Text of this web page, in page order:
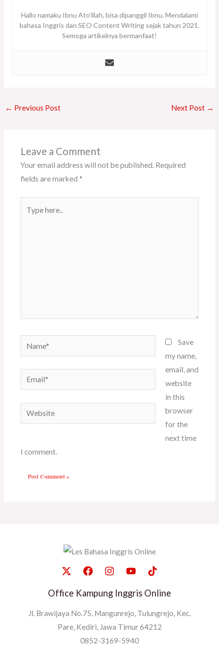
Hallo namaku Ibnu Ato’illah, bisa dipanggil Ibnu. Mendalami
bahasa Inggris dan SEO Content Writing sejak tahun 2021.
Semoga artikelnya bermanfaat!
← Previous Post Next Post →
Leave a Comment
Your email address will not be published. Required
fields are marked *
here..
Name*
Email*
Website
Save
my name,
email, and
website
in this
browser
for the
next time
I comment.
Office Kampung Inggris Online
Jl. Brawijaya No.75, Mangunrejo, Tulungrejo, Kec.
Pare, Kediri, Jawa Timur 64212
0852-3169-5940